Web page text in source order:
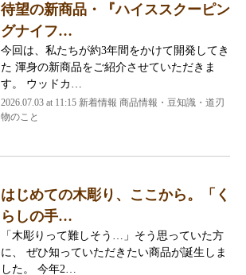
待望の新商品・『ハイススクーピン
グナイフ…
今回は、私たちが約3年間をかけて開発してき
た 渾身の新商品をご紹介させていただきま
す。 ウッドカ…
2026.07.03 at 11:15 新着情報 商品情報・豆知識・道刃
物のこと
はじめての木彫り、ここから。「く
らしの手…
「木彫りって難しそう…」そう思っていた方
に、 ぜひ知っていただきたい商品が誕生しま
した。 今年2…